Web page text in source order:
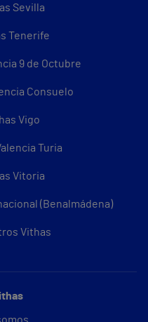
Sevilla
Tenerife
9 de Octubre
Consuelo
Vigo
Turia
Vitoria
(Benalmádena)
Vithas